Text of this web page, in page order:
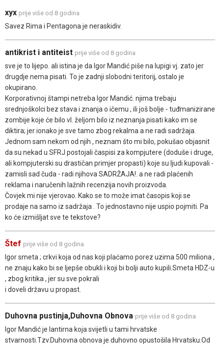
xyx prije više od 8 godina
Savez Rima i Pentagona je neraskidiv.
antikrist i antiteist prije više od 8 godina
sve je to lijepo. ali istina je da Igor Mandić piše na lupigi vj. zato jer
drugdje nema pisati. To je zadnji slobodni teritorij, ostalo je
okupirano.
Korporativnoj štampi netreba Igor Mandić. njima trebaju
srednjoškolci bez stava i znanja o ičemu , ili još bolje - tuđmanizirane
zombije koje će bilo vl. željom bilo iz neznanja pisati kako im se
diktira; jer ionako je sve tamo zbog rekalma a ne radi sadržaja.
Jednom sam nekom od njih , neznam što mi bilo, pokušao objasnit
da su nekad u SFRJ postojali časpisi za kompjutere (doduše i druge,
ali kompjuterski su drastičan primjer propasti) koje su ljudi kupovali -
zamisli sad čuda - radi njihova SADRŽAJA!. a ne radi plaćenih
reklama i naručenih lažnih recenzija novih proizvoda.
Čovjek mi nije vjerovao. Kako se to može imat časopis koji se
prodaje na samo iz sadržaja . To jednostavno nije uspio pojmiti. Pa
ko će izmišljat sve te tekstove?
Štef prije više od 8 godina
Igor smeta ; crkvi koja od nas koji plaćamo porez uzima 500 miliona ,
ne znaju kako bi se ljepše obukli i koji bi bolji auto kupili.Smeta HDZ-u
, zbog kritika , jer su sve pokrali
i doveli državu u propast.
Duhovna pustinja,Duhovna Obnova prije više od 8 godina
Igor Mandić je lantirna koja svijetli u tami hrvatske
stvarnosti.Tzv.Duhovna obnova je duhovno opustošila Hrvatsku.Od